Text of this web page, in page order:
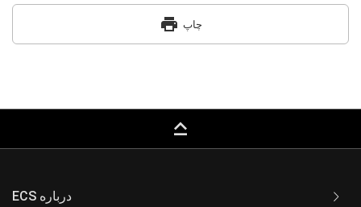
print چاپ
keyboard_capslock
ECS درباره